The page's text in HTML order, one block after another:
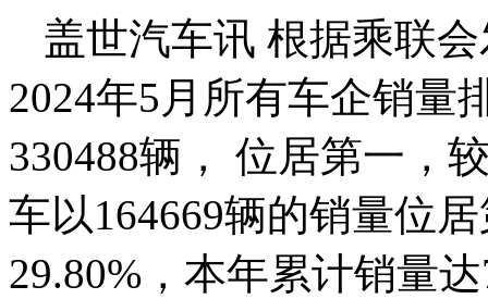
盖世汽车讯 根据乘联
2024年5月所有车企销量
330488辆， 位居第一，
车以164669辆的销量位
29.80%，本年累计销量